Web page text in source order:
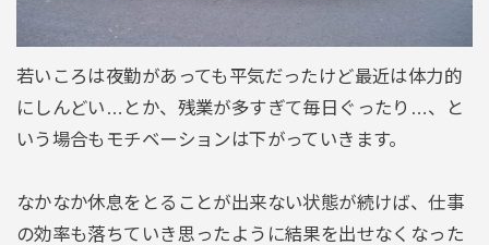
若いころは夜勤があっても平気だったけど最近は体力的
にしんどい…とか、残業が多すぎて毎日ぐったり…、と
いう場合もモチベーションは下がっていきます。
なかなか休息をとることが出来ない状態が続けば、仕事
の効率も落ちていき思ったように結果を出せなくなった